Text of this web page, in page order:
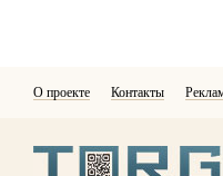
О проекте Контакты